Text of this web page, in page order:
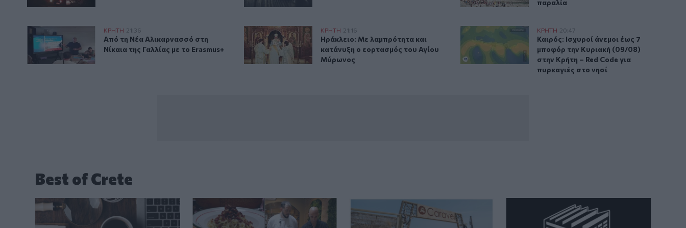
παραλία
Από τη Νέα Αλικαρνασσό στη Νίκαια της Γαλλίας με το Erasmus+
ΚΡΗΤΗ 21:36
Από τη Νέα Αλικαρνασσό στη Νίκαια της Γαλλίας με το Erasmus+
Από τη Νέα Αλικαρνασσό στη
Νίκαια της Γαλλίας με το Erasmus+
Ηράκλειο: Με λαμπρότητα και κατάνυξη ο εορτασμός του Αγίου Μύρωνος
ΚΡΗΤΗ 21:16
Ηράκλειο: Με λαμπρότητα και κατάνυξη ο εορτασμός του Αγίου Μύρωνος
Ηράκλειο: Με λαμπρότητα και
κατάνυξη ο εορτασμός του Αγίου
Μύρωνος
Καιρός: Ισχυροί άνεμοι έως 7 μποφόρ την Κυριακή (09/08)
ΚΡΗΤΗ 20:47
Καιρός: Ισχυροί άνεμοι έως 7 μποφόρ
Καιρός: Ισχυροί άνεμοι έως 7
μποφόρ την Κυριακή (09/08)
στην Κρήτη – Red Code για
πυρκαγιές στο νησί
Best of Crete